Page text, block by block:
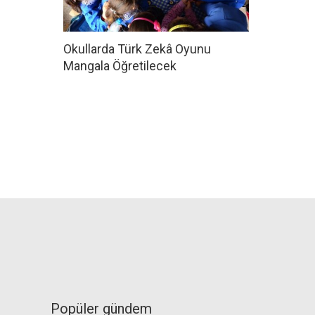
Okullarda Türk Zekâ Oyunu
Mangala Öğretilecek
Popüler gündem